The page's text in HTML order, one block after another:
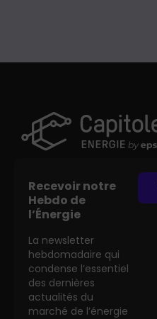
Recevoir notre
Hebdo de
l’Énergie
La newsletter
hebdomadaire qui
condense l’essentiel
des dernières
actualités du
marché de l’énergie